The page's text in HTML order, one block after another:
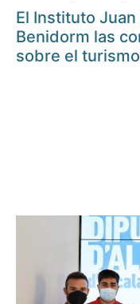
El Instituto
Benidorm las
sobre el